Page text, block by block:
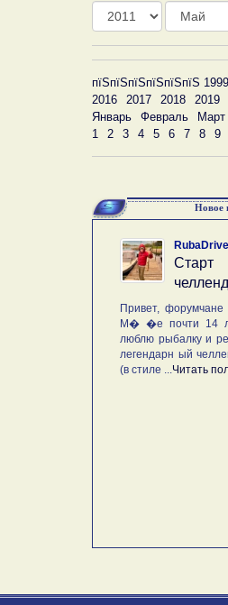
Год Месяц
пїЅпїЅпїЅпїЅпїЅпїЅ
2016
2017 2018 2019
Январь
Февраль Март
1
2 3 4 5 6 7 8 9
Новое
RubaDrive
Старт
Привет, форумчане
М� �е почти 14
люблю рыбалку и
легендарн ый
(в стиле ...Читать